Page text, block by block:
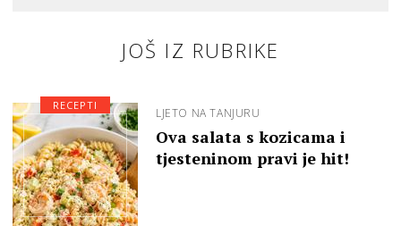
JOŠ IZ RUBRIKE
LJETO NA TANJURU
Ova salata s kozicama i
tjesteninom pravi je hit!
RECEPTI